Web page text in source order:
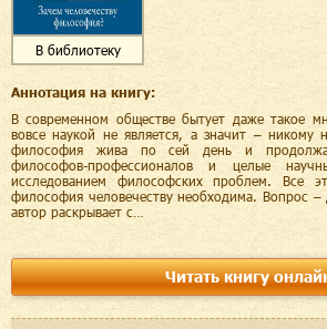
В библиотеку
Аннотация на книгу:
В современном обществе бытует даже такое
вовсе наукой не является, а значит –
философия жива по сей день и
философов-профессионалов и целые
исследованием философских проблем. Все
философия человечеству необходима. Вопрос –
автор раскрывает с…
Читать книгу